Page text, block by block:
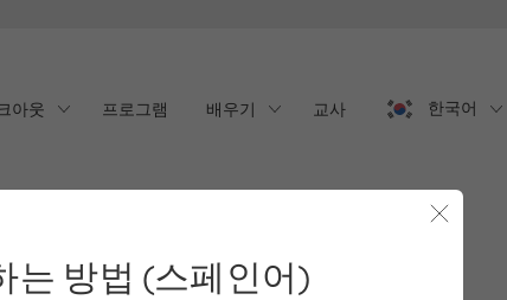
아웃 프로그램 배우기 교사 한국어
는 방법 (스페인어)
는 방법 (스페인어)